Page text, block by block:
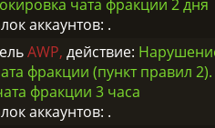
чата фракции 2 дня
аккаунтов: .
AWP, действие:
фракции (пункт правил 2).
фракции 3 часа
аккаунтов: .